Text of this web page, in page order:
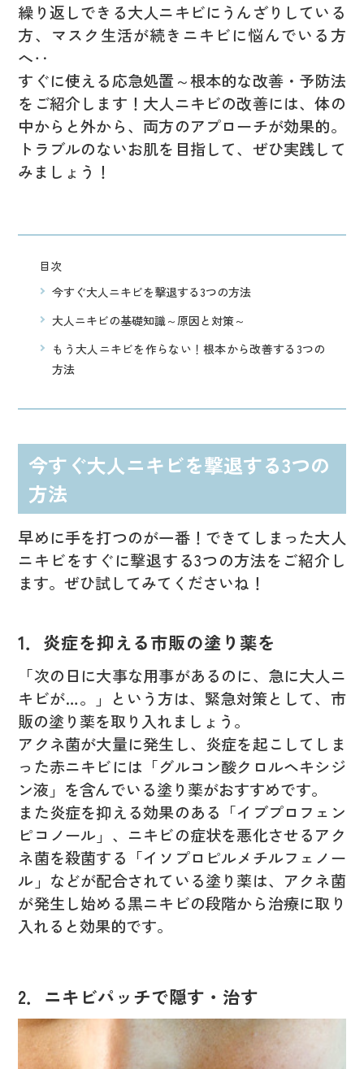
繰り返しできる大人ニキビにうんざりしている
方、マスク生活が続きニキビに悩んでいる方
へ‥
すぐに使える応急処置～根本的な改善・予防法
をご紹介します！大人ニキビの改善には、体の
中からと外から、両方のアプローチが効果的。
トラブルのないお肌を目指して、ぜひ実践して
みましょう！
目次
今すぐ大人ニキビを撃退する3つの方法
大人ニキビの基礎知識～原因と対策～
もう大人ニキビを作らない！根本から改善する3つの
方法
今すぐ大人ニキビを撃退する3つの
方法
早めに手を打つのが一番！できてしまった大人
ニキビをすぐに撃退する3つの方法をご紹介し
ます。ぜひ試してみてくださいね！
1．炎症を抑える市販の塗り薬を
「次の日に大事な用事があるのに、急に大人ニ
キビが…。」という方は、緊急対策として、市
販の塗り薬を取り入れましょう。
アクネ菌が大量に発生し、炎症を起こしてしま
った赤ニキビには「グルコン酸クロルヘキシジ
ン液」を含んでいる塗り薬がおすすめです。
また炎症を抑える効果のある「イブプロフェン
ピコノール」、ニキビの症状を悪化させるアク
ネ菌を殺菌する「イソプロピルメチルフェノー
ル」などが配合されている塗り薬は、アクネ菌
が発生し始める黒ニキビの段階から治療に取り
入れると効果的です。
2．ニキビパッチで隠す・治す